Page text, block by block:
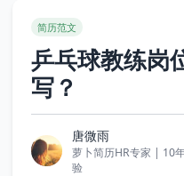
简历范文
乒乓球教练岗
写？
唐微雨
萝卜简历HR专家 | 10
验